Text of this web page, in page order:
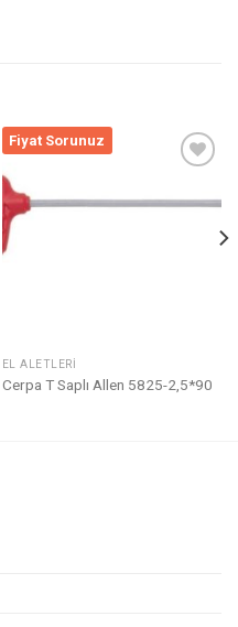
Fiyat Sorunuz
Listeme
EL ALETLERI
Cerpa T Saplı Allen 5825-2,5*90